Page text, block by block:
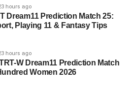
hours ago
Dream11 Prediction Match 25:
Playing 11 & Fantasy Tips
hours ago
W Dream11 Prediction Match
Women 2026